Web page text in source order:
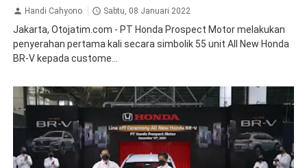
Handi Cahyono Sabtu, 08 Januari 2022
Jakarta, Otojatim.com - PT Honda Prospect Motor melakukan
penyerahan pertama kali secara simbolik 55 unit All New Honda
BR-V kepada custome...